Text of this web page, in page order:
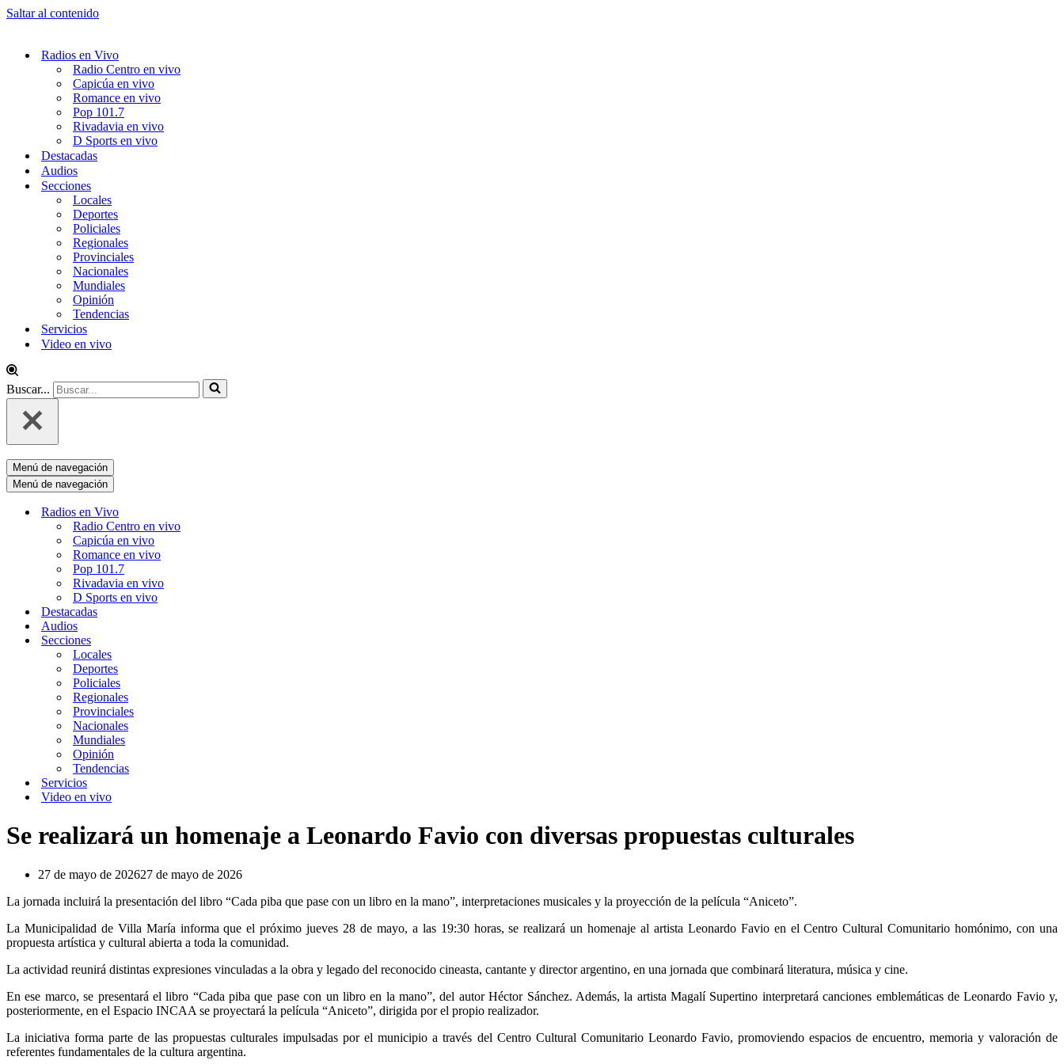
Saltar al contenido
Radios en Vivo
Radio Centro en vivo
Capicúa en vivo
Romance en vivo
Pop 101.7
Rivadavia en vivo
D Sports en vivo
Destacadas
Audios
Secciones
Locales
Deportes
Policiales
Regionales
Provinciales
Nacionales
Mundiales
Opinión
Tendencias
Servicios
Video en vivo
Buscar...
Menú de navegación
Menú de navegación
Radios en Vivo
Radio Centro en vivo
Capicúa en vivo
Romance en vivo
Pop 101.7
Rivadavia en vivo
D Sports en vivo
Destacadas
Audios
Secciones
Locales
Deportes
Policiales
Regionales
Provinciales
Nacionales
Mundiales
Opinión
Tendencias
Servicios
Video en vivo
Se realizará un homenaje a Leonardo Favio con diversas propuestas culturales
27 de mayo de 202627 de mayo de 2026
La jornada incluirá la presentación del libro “Cada piba que pase con un libro en la mano”, interpretaciones musicales y la proyección de la película “Aniceto”.
La Municipalidad de Villa María informa que el próximo jueves 28 de mayo, a las 19:30 horas, se realizará un homenaje al artista Leonardo Favio en el Centro Cultural Comunitario homónimo, con una
propuesta artística y cultural abierta a toda la comunidad.
La actividad reunirá distintas expresiones vinculadas a la obra y legado del reconocido cineasta, cantante y director argentino, en una jornada que combinará literatura, música y cine.
En ese marco, se presentará el libro “Cada piba que pase con un libro en la mano”, del autor Héctor Sánchez. Además, la artista Magalí Supertino interpretará canciones emblemáticas de Leonardo Favio y,
posteriormente, en el Espacio INCAA se proyectará la película “Aniceto”, dirigida por el propio realizador.
La iniciativa forma parte de las propuestas culturales impulsadas por el municipio a través del Centro Cultural Comunitario Leonardo Favio, promoviendo espacios de encuentro, memoria y valoración de
referentes fundamentales de la cultura argentina.